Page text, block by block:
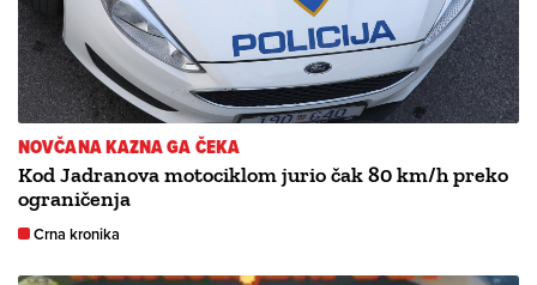
NOVČANA KAZNA GA ČEKA
Kod Jadranova motociklom jurio čak 80 km/h preko
ograničenja
Crna kronika